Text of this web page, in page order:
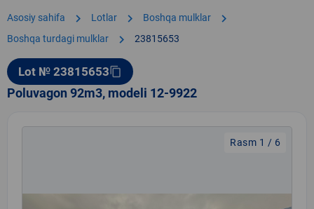
Asosiy sahifa chevron_right Lotlar chevron_right Boshqa mulklar chevron_right
Boshqa turdagi mulklar chevron_right 23815653
Lot № 23815653content_copy
Poluvagon 92m3, modeli 12-9922
Rasm 1 / 6